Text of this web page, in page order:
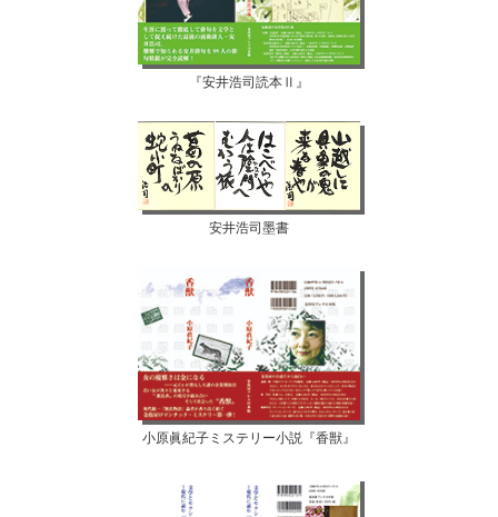
『安井浩司読本Ⅱ』
安井浩司墨書
小原眞紀子ミステリー小説『香獣』